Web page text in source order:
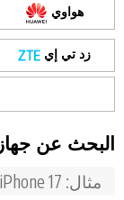
هواوي
زد تي إي
البحث عن جهاز